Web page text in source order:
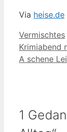
Via heise.de
Kategorien
Vermischtes
Krimiabend
A schene
1